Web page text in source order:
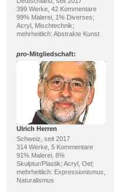
399 Werke, 42 Kommentare
99% Malerei, 1% Diverses;
Acryl, Mischtechnik;
mehrheitlich: Abstrakte Kunst
pro-Mitgliedschaft:
Ulrich Herren
Schweiz, seit 2017
314 Werke, 5 Kommentare
91% Malerei, 8%
Skulptur/Plastik; Acryl, Oel;
mehrheitlich: Expressionismus,
Naturalismus